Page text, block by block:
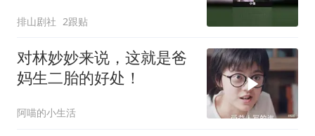
排山剧社 2跟贴
对林妙妙来说，这就是爸
妈生二胎的好处！
阿喵的小生活